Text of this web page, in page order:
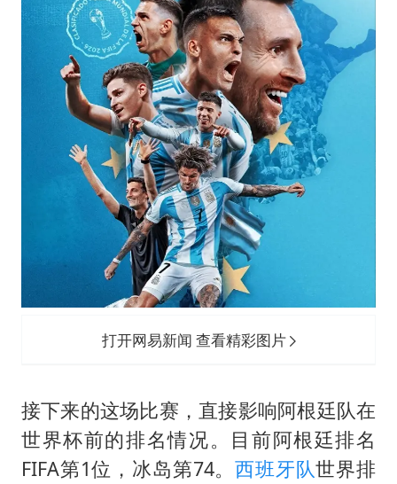
打开网易新闻 查看精彩图片
接下来的这场比赛，直接影响阿根廷队在
世界杯前的排名情况。目前阿根廷排名
FIFA第1位，冰岛第74。西班牙队世界排